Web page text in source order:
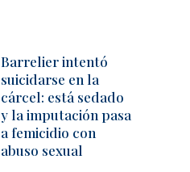
Barrelier intentó
suicidarse en la
cárcel: está sedado
y la imputación pasa
a femicidio con
abuso sexual